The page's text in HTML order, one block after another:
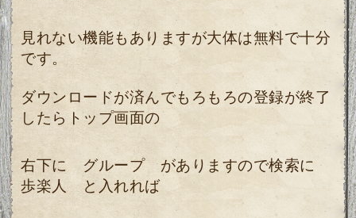
見れない機能もありますが大体は無料で十分
です。
ダウンロードが済んでもろもろの登録が終了
したらトップ画面の
右下に グループ がありますので検索に
歩楽人 と入れれば